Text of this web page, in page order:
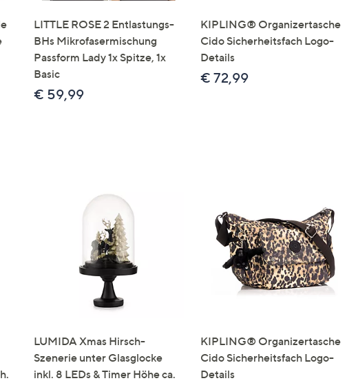
LITTLE ROSE 2 Entlastungs-
BHs Mikrofasermischung
Passform Lady 1x Spitze, 1x
Basic
€ 59,99
KIPLING® Organizertasche
Cido Sicherheitsfach Logo-
Details
€ 72,99
LUMIDA Xmas Hirsch-
Szenerie unter Glasglocke
inkl. 8 LEDs & Timer Höhe ca.
KIPLING® Organizertasche
Cido Sicherheitsfach Logo-
Details